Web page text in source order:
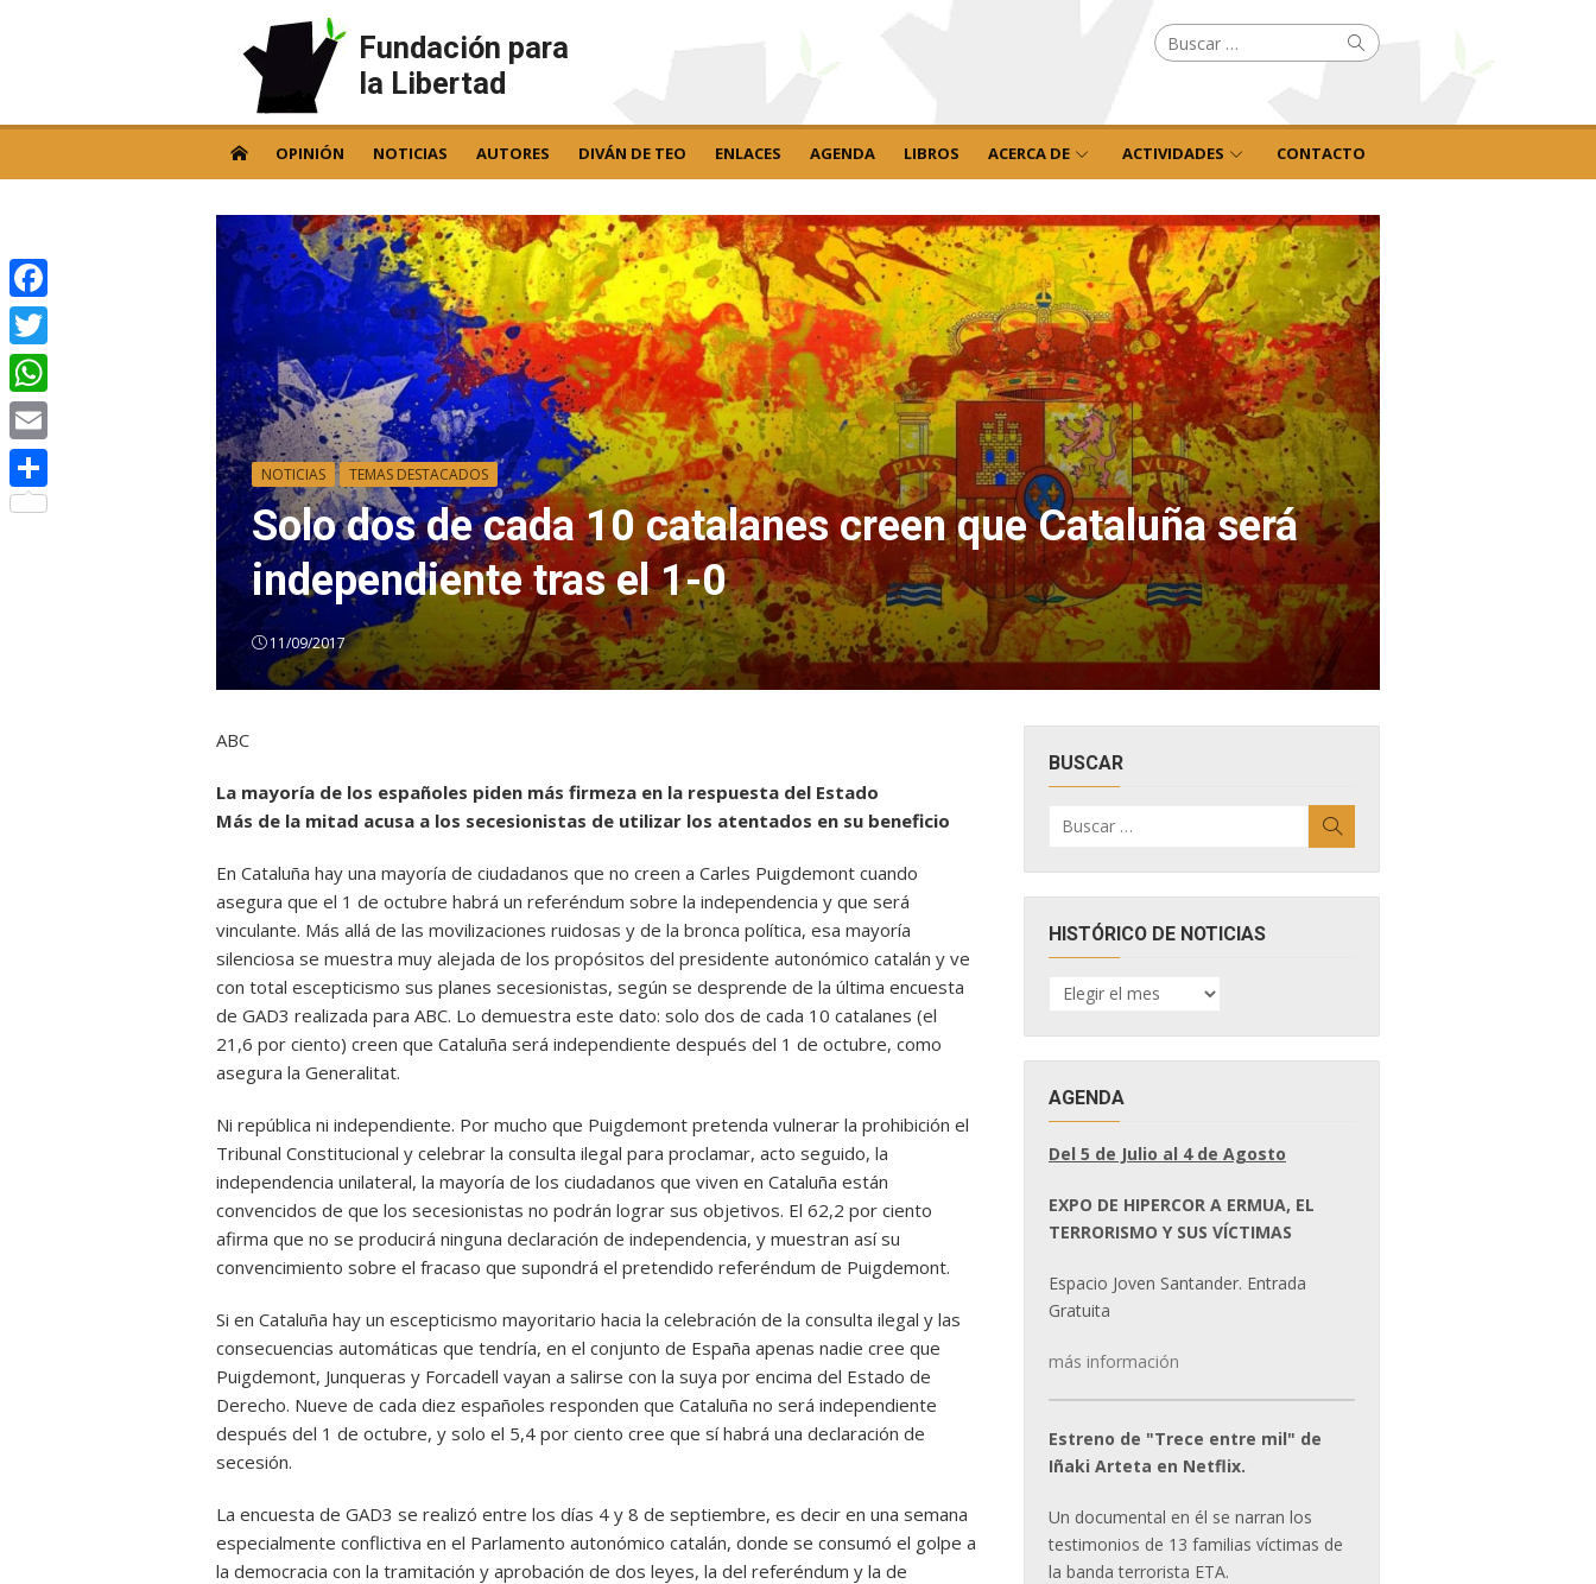
Fundación para
la Libertad
Buscar
por: Buscar
OPINIÓN NOTICIAS AUTORES DIVÁN DE TEO ENLACES AGENDA LIBROS ACERCA DE ACTIVIDADES CONTACTO
NOTICIAS TEMAS DESTACADOS
Solo dos de cada 10 catalanes creen que Cataluña será
independiente tras el 1-0
11/09/2017
ABC
La mayoría de los españoles piden más firmeza en la respuesta del Estado
Más de la mitad acusa a los secesionistas de utilizar los atentados en su beneficio
En Cataluña hay una mayoría de ciudadanos que no creen a Carles Puigdemont cuando
asegura que el 1 de octubre habrá un referéndum sobre la independencia y que será
vinculante. Más allá de las movilizaciones ruidosas y de la bronca política, esa mayoría
silenciosa se muestra muy alejada de los propósitos del presidente autonómico catalán y ve
con total escepticismo sus planes secesionistas, según se desprende de la última encuesta
de GAD3 realizada para ABC. Lo demuestra este dato: solo dos de cada 10 catalanes (el
21,6 por ciento) creen que Cataluña será independiente después del 1 de octubre, como
asegura la Generalitat.
Ni república ni independiente. Por mucho que Puigdemont pretenda vulnerar la prohibición el
Tribunal Constitucional y celebrar la consulta ilegal para proclamar, acto seguido, la
independencia unilateral, la mayoría de los ciudadanos que viven en Cataluña están
convencidos de que los secesionistas no podrán lograr sus objetivos. El 62,2 por ciento
afirma que no se producirá ninguna declaración de independencia, y muestran así su
convencimiento sobre el fracaso que supondrá el pretendido referéndum de Puigdemont.
Si en Cataluña hay un escepticismo mayoritario hacia la celebración de la consulta ilegal y las
consecuencias automáticas que tendría, en el conjunto de España apenas nadie cree que
Puigdemont, Junqueras y Forcadell vayan a salirse con la suya por encima del Estado de
Derecho. Nueve de cada diez españoles responden que Cataluña no será independiente
después del 1 de octubre, y solo el 5,4 por ciento cree que sí habrá una declaración de
secesión.
La encuesta de GAD3 se realizó entre los días 4 y 8 de septiembre, es decir en una semana
especialmente conflictiva en el Parlamento autonómico catalán, donde se consumó el golpe a
la democracia con la tramitación y aprobación de dos leyes, la del referéndum y la de
BUSCAR
por:
HISTÓRICO DE NOTICIAS
HISTÓRICO
DE
AGENDA
Del 5 de Julio al 4 de Agosto
EXPO DE HIPERCOR A ERMUA, EL
TERRORISMO Y SUS VÍCTIMAS
Espacio Joven Santander. Entrada
Gratuita
más información
Estreno de "Trece entre mil" de
Iñaki Arteta en Netflix.
Un documental en él se narran los
testimonios de 13 familias víctimas de
la banda terrorista ETA.
Facebook
Twitter
WhatsApp
Email
Compartir